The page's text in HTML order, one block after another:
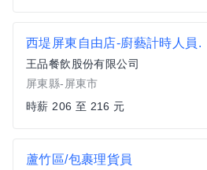
西堤屏東自由店-廚藝計時人員.
王品餐飲股份有限公司
屏東縣-屏東市
時薪 206 至 216 元
蘆竹區/包裹理貨員